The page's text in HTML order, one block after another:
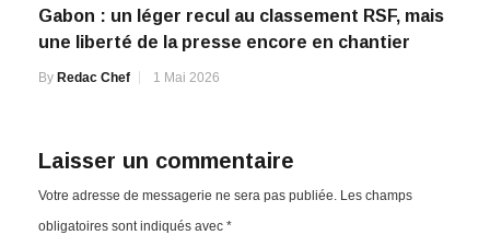
Gabon : un léger recul au classement RSF, mais
une liberté de la presse encore en chantier
By Redac Chef 1 Mai 2026
Laisser un commentaire
Votre adresse de messagerie ne sera pas publiée. Les champs
obligatoires sont indiqués avec *